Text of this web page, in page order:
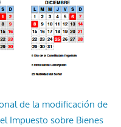
de la modificación de
Impuesto sobre Bienes